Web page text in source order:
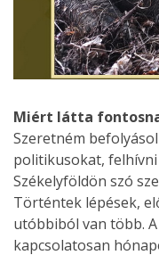
Miért látta
Szeretném
politikusokat,
Székelyföldön szó
Történtek lépések,
utóbbiból van több.
kapcsolatosan